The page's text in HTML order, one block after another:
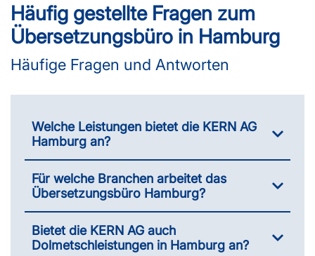
Häufig gestellte Fragen zum
Übersetzungsbüro in Hamburg
Häufige Fragen und Antworten
Welche Leistungen bietet die KERN AG
Hamburg an?
Für welche Branchen arbeitet das
Übersetzungsbüro Hamburg?
Bietet die KERN AG auch
Dolmetschleistungen in Hamburg an?